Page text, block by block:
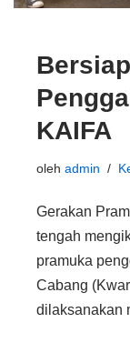
KAIFA
oleh admin
Gerakan
tengah
pramuka
Cabang
dilaksanakan